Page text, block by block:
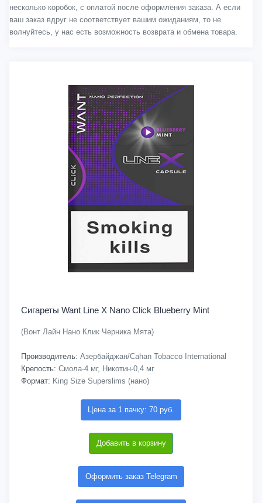
несколько коробок, с оплатой после оформления заказа. А если
ваш заказ вдруг не соответствует вашим ожиданиям, то не
волнуйтесь, у нас есть возможность возврата и обмена товара.
Сигареты Want Line X Nano Click Blueberry Mint
(Вонт Лайн Нано Клик Черника Мята)
Производитель: Азербайджан/Cahan Tobacco International
Крепость: Смола-4 мг, Никотин-0,4 мг
Формат: King Size Superslims (нано)
Цена за 1 пачку: 70 руб.
Добавить в корзину
Оформить заказ Telegram